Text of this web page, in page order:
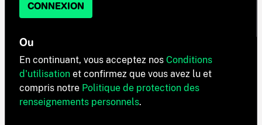
CONNEXION
Ou
En continuant, vous acceptez nos Conditions
d'utilisation et confirmez que vous avez lu et
compris notre Politique de protection des
renseignements personnels.